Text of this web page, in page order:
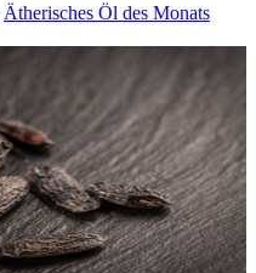
Ätherisches Öl des Monats